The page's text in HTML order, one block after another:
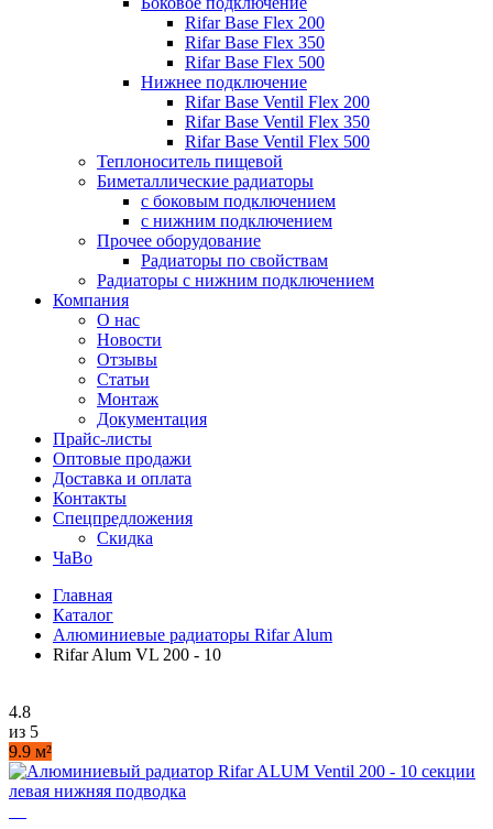
Rifar Base Flex 200
Rifar Base Flex 350
Rifar Base Flex 500
Нижнее подключение
Rifar Base Ventil Flex 200
Rifar Base Ventil Flex 350
Rifar Base Ventil Flex 500
Теплоноситель пищевой
Биметаллические радиаторы
с боковым подключением
с нижним подключением
Прочее оборудование
Радиаторы по свойствам
Радиаторы с нижним подключением
Компания
О нас
Новости
Отзывы
Статьи
Монтаж
Документация
Прайс-листы
Оптовые продажи
Доставка и оплата
Контакты
Спецпредложения
Скидка
ЧаВо
Главная
Каталог
Алюминиевые радиаторы Rifar Alum
Rifar Alum VL 200 - 10
4.8
из 5
9.9 м²